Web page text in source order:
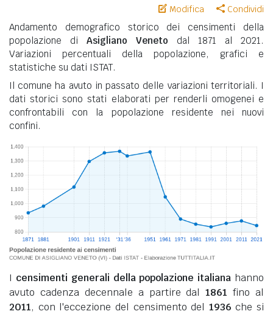
Modifica Condividi
Andamento demografico storico dei censimenti della
popolazione di Asigliano Veneto dal 1871 al 2021.
Variazioni percentuali della popolazione, grafici e
statistiche su dati ISTAT.
Il comune ha avuto in passato delle variazioni territoriali. I
dati storici sono stati elaborati per renderli omogenei e
confrontabili con la popolazione residente nei nuovi
confini.
I censimenti generali della popolazione italiana hanno
avuto cadenza decennale a partire dal1861 fino al
2011, con l'eccezione del censimento del 1936 che si